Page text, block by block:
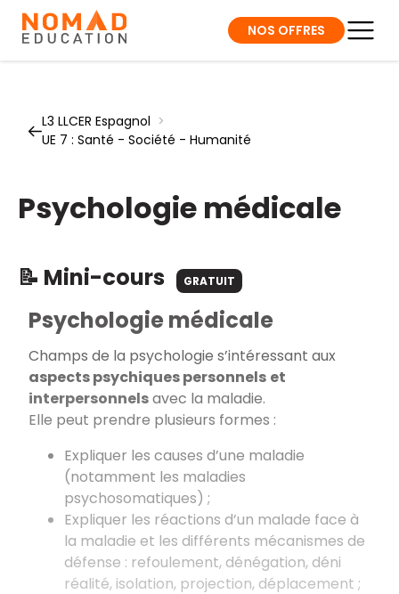
NOS OFFRES
L3 LLCER Espagnol >
UE 7 : Santé - Société - Humanité
Psychologie médicale
📝 Mini-cours GRATUIT
Psychologie médicale
Champs de la psychologie s’intéressant aux
aspects psychiques personnels et
interpersonnelsavec la maladie.
Elle peut prendre plusieurs formes :
Expliquer les causes d’une maladie
(notamment les maladies
psychosomatiques) ;
Expliquer les réactions d’un malade face à
la maladie et les différents mécanismes de
défense : refoulement, dénégation, déni
réalité, isolation, projection, déplacement ;